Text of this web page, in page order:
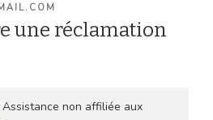
une réclamation
Assistance non affiliée aux